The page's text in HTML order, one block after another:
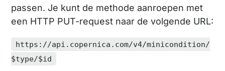
passen. Je kunt de methode aanroepen met
een HTTP PUT-request naar de volgende URL:
https://api.copernica.com/v4/minicondition/
$type/$id